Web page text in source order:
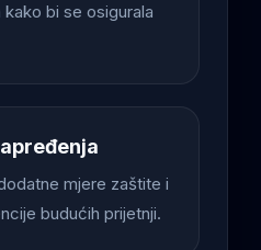
bi se osigurala
mjere zaštite i
budućih prijetnji.